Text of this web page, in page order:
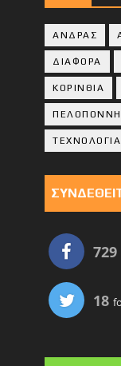
ΑΝΔΡΑΣ
ΔΙΑΦΟΡΑ
ΚΟΡΙΝΘΙA
ΤΕΧΝΟΛΟΓΙΑ
729
18